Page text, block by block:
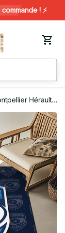
! ⚡️
Hérault